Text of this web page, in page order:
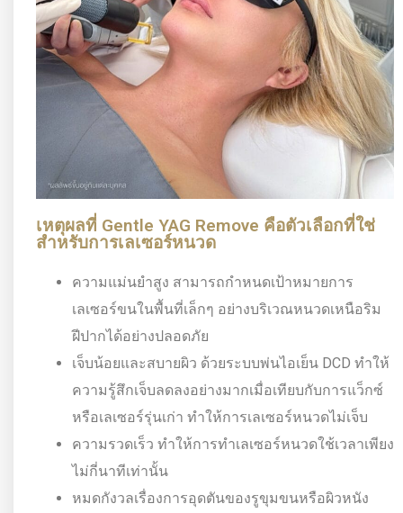
เหตุผลที่ Gentle YAG Remove คือตัวเลือกที่ใช่
สำหรับการเลเซอร์หนวด
ความแม่นยำสูง สามารถกำหนดเป้าหมายการ
เลเซอร์ขนในพื้นที่เล็กๆ อย่างบริเวณหนวดเหนือริม
ฝีปากได้อย่างปลอดภัย
เจ็บน้อยและสบายผิว ด้วยระบบพ่นไอเย็น DCD ทำให้
ความรู้สึกเจ็บลดลงอย่างมากเมื่อเทียบกับการแว็กซ์
หรือเลเซอร์รุ่นเก่า ทำให้การเลเซอร์หนวดไม่เจ็บ
ความรวดเร็ว ทำให้การทำเลเซอร์หนวดใช้เวลาเพียง
ไม่กี่นาทีเท่านั้น
หมดกังวลเรื่องการอุดตันของรูขุมขนหรือผิวหนัง